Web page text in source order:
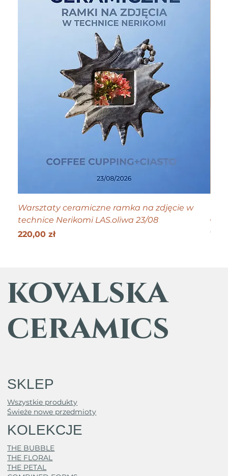
Warsztaty ceramiczne ramka na zdjęcie w
technice Nerikomi LAS.oliwa 23/08
Cena
220,00 zł Get
kovalska
ceramics
SKLEP
Wszystkie produkty
Świeże nowe przedmioty
KOLEKCJE
THE BUBBLE
THE FLORAL
THE PETAL